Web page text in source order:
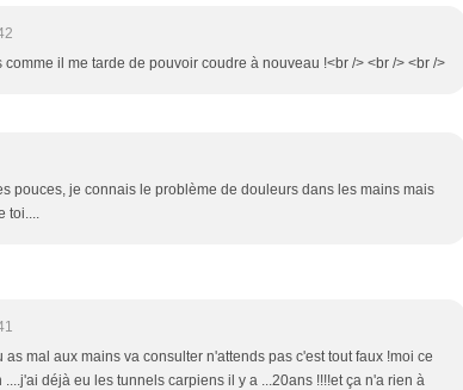
il me tarde de pouvoir coudre à nouveau !<br /> <br /> <br />
pouces, je connais le problème de douleurs dans les mains mais
toi....
as mal aux mains va consulter n'attends pas c'est tout faux !moi ce
déjà eu les tunnels carpiens il y a ...20ans !!!!et ça n'a rien à